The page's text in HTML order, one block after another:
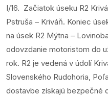
I/16. Začiatok úseku R2
Pstruša – Kriváň. Koniec
na úsek R2 Mýtna –
odovzdanie motoristom do
rok. R2 je vedená v údolí
Slovenského Rudohoria,
dostavbe získajú bezpečné